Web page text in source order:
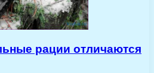
рации отличаются